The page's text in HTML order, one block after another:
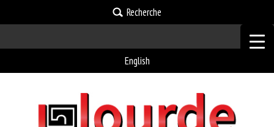
Recherche
English